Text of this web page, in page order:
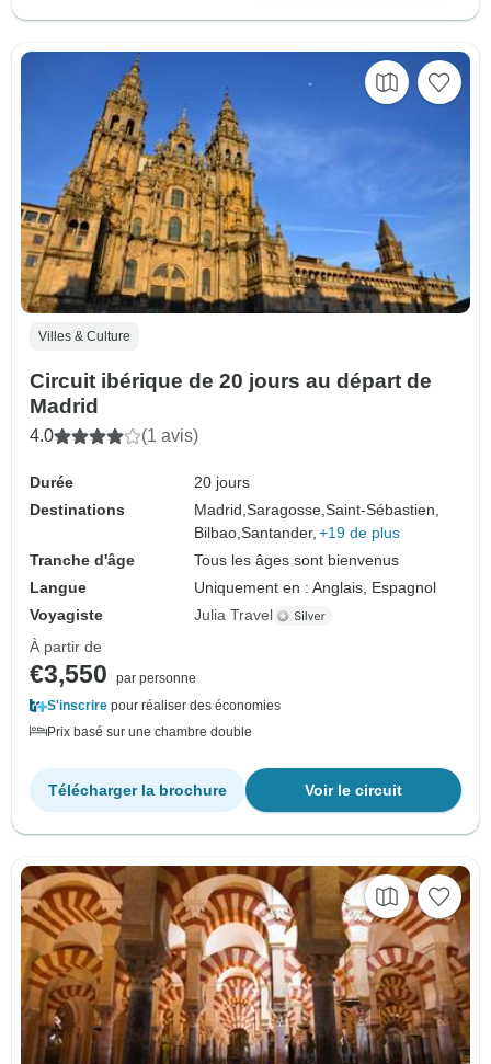
Villes & Culture
Circuit ibérique de 20 jours au départ de
Madrid
4.0 (1 avis)
Durée
20 jours
Destinations
Madrid,Saragosse,Saint-Sébastien,
Bilbao,Santander, +19 de plus
Tranche d'âge
Tous les âges sont bienvenus
Langue
Uniquement en : Anglais, Espagnol
Voyagiste
Julia Travel
À partir de
€3,550
par personne
S'inscrire pour réaliser des économies
Prix basé sur une chambre double
Voir le circuit
Télécharger la brochure